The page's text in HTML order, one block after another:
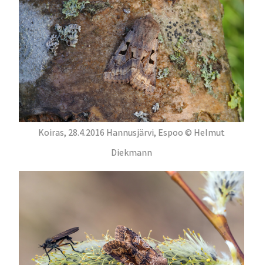
Koiras, 28.4.2016 Hannusjärvi, Espoo © Helmut
Diekmann